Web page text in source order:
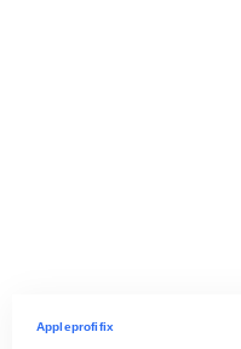
Appleprofifix